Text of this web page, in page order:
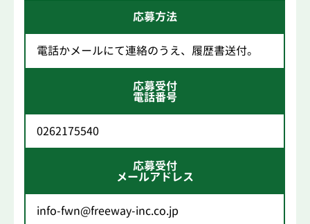
応募方法
電話かメールにて連絡のうえ、履歴書送付。
応募受付
電話番号
0262175540
応募受付
メールアドレス
info-fwn@freeway-inc.co.jp